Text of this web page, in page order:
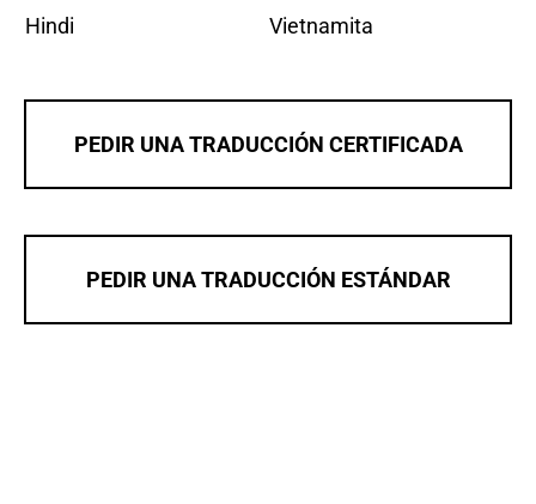
Hindi
Vietnamita
PEDIR UNA TRADUCCIÓN CERTIFICADA
PEDIR UNA TRADUCCIÓN ESTÁNDAR